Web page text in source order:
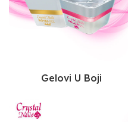
Gelovi U Boji